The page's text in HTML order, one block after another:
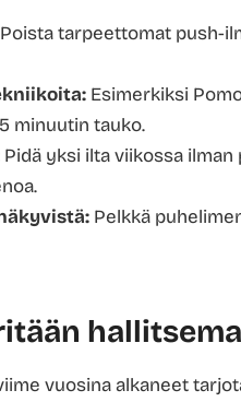
Poista tarpeettomat push-
Esimerkiksi
minuutin tauko.
Pidä yksi ilta viikossa
Pelkkä
vuosina alkaneet